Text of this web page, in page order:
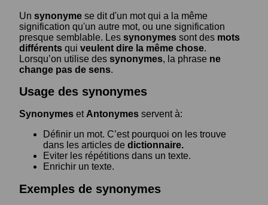
Un synonyme se dit d'un mot qui a la même
signification qu'un autre mot, ou une signification
presque semblable. Les synonymes sont des mots
différents qui veulent dire la même chose.
Lorsqu’on utilise des synonymes, la phrase ne
change pas de sens.
Usage des synonymes
Synonymes et Antonymes servent à:
Définir un mot. C’est pourquoi on les trouve
dans les articles de dictionnaire.
Eviter les répétitions dans un texte.
Enrichir un texte.
Exemples de synonymes